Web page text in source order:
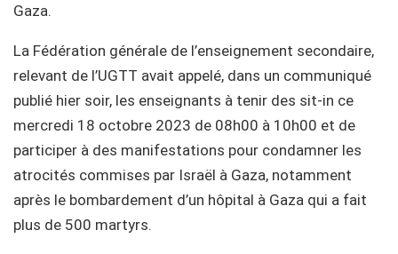
Gaza.
La Fédération générale de l’enseignement secondaire,
relevant de l’UGTT avait appelé, dans un communiqué
publié hier soir, les enseignants à tenir des sit-in ce
mercredi 18 octobre 2023 de 08h00 à 10h00 et de
participer à des manifestations pour condamner les
atrocités commises par Israël à Gaza, notamment
après le bombardement d’un hôpital à Gaza qui a fait
plus de 500 martyrs.